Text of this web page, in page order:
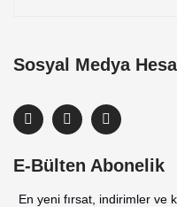
Sosyal Medya
E-Bülten Abonelik
En yeni fırsat, indirimler ve